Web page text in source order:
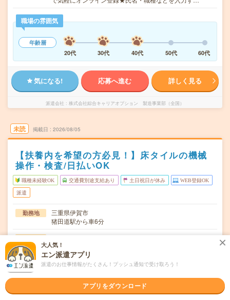
職場の雰囲気
年齢層
20代
30代 40代 50代 60代
気になる! 応募へ進む 詳しく見る
派遣会社 株式会社綜合キャリアオプション 製造事業部（全国）
未読 掲載日 2026/08/05
【扶養内を希望の方必見！】床タイルの機械
操作・検査/日払いOK
職種未経験OK 交通費別途支給あり 土日祝日が休み WEB登録OK
派遣
勤務地
三重県伊賀市
猪田道駅から車6分
時間 07:50～17:0515:50～01:0520:50～08:05
期間
時給1340円
大人気！
エン派遣アプリ
派遣のお仕事情報がたくさん！プッシュ通知で受け取ろう！
アプリをダウンロード